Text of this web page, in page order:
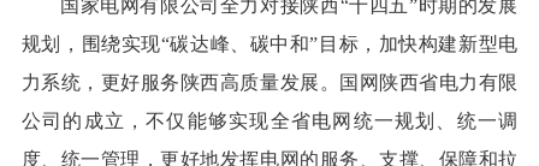
国家电网有限公司全力对接陕西“十四五”时期的发展
规划，围绕实现“碳达峰、碳中和”目标，加快构建新型电
力系统，更好服务陕西高质量发展。国网陕西省电力有限
公司的成立，不仅能够实现全省电网统一规划、统一调
度、统一管理，更好地发挥电网的服务、支撑、保障和拉